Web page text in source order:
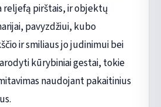
pirštais, ir objektų
pavyzdžiui, kubo
ir smiliaus jo judinimui bei
kūrybiniai gestai, tokie
naudojant pakaitinius